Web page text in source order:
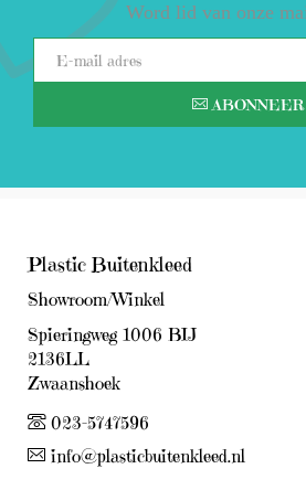
Word lid van onze
ABONNEER
Plastic Buitenkleed
Showroom/Winkel
Spieringweg 1006 BIJ
2136LL
Zwaanshoek
023-5747596
info@plasticbuitenkleed.nl